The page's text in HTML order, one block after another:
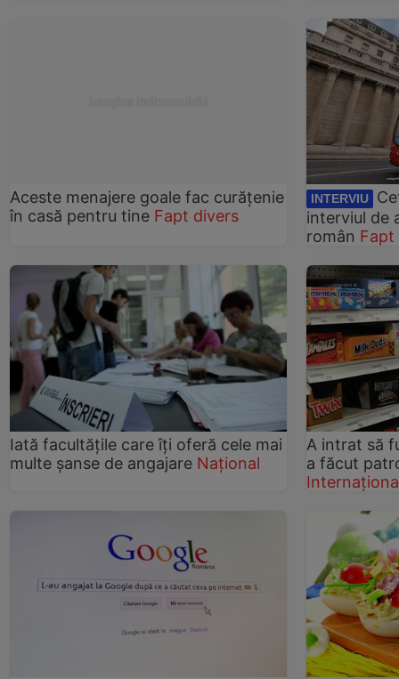
Aceste menajere goale fac curățenie
în casă pentru tine Fapt divers
INTERVIU
interviul de
român Fapt
Iată facultăţile care îţi oferă cele mai
multe şanse de angajare Național
A intrat să
a făcut